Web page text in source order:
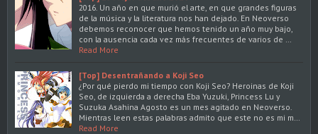
2016. Un año en que murió el arte, en que grandes figuras
de la música y la literatura nos han dejado. En Neoverso
debemos reconocer que hemos tenido un año muy bajo,
con la ausencia cada vez más frecuentes de varios de …
Read More
[Top] Desentrañando a Koji Seo
¿Por qué pierdo mi tiempo con Koji Seo? Heroinas de Koji
Seo, de izquierda a derecha Eba Yuzuki, Princess Lu y
Suzuka Asahina Agosto es un mes agitado en Neoverso.
Mientras leen estas palabras admito que este no es mi m…
Read More